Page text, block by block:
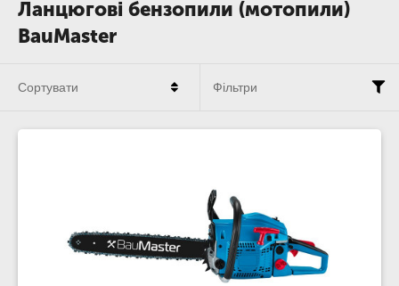
Ланцюгові бензопили (мотопили)
BauMaster
Сортувати Фільтри